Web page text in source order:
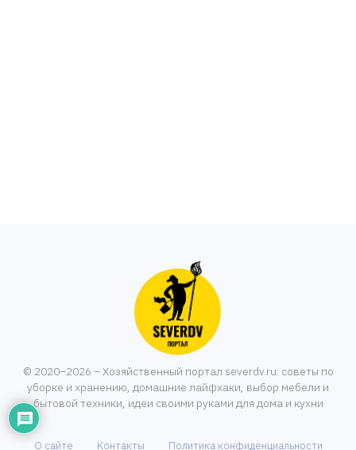
© 2020–2026 – Хозяйственный портал severdv.ru: советы по
уборке и хранению, домашние лайфхаки, выбор мебели и
бытовой техники, идеи своими руками для дома и кухни
О сайте Контакты Политика конфиденциальности